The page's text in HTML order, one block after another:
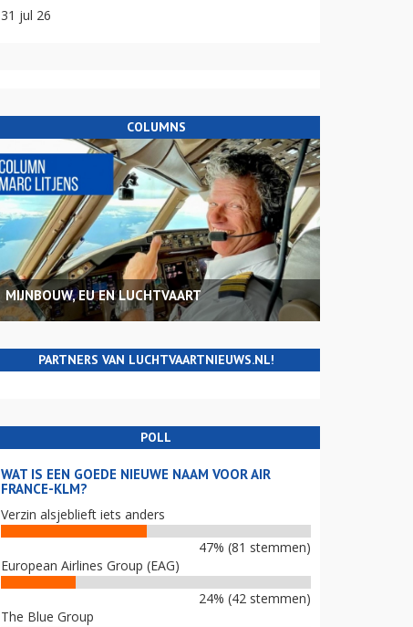
31 jul 26
COLUMNS
MIJNBOUW, EU EN LUCHTVAART
PARTNERS VAN LUCHTVAARTNIEUWS.NL!
POLL
WAT IS EEN GOEDE NIEUWE NAAM VOOR AIR
FRANCE-KLM?
Verzin alsjeblieft iets anders
47% (81 stemmen)
European Airlines Group (EAG)
24% (42 stemmen)
The Blue Group